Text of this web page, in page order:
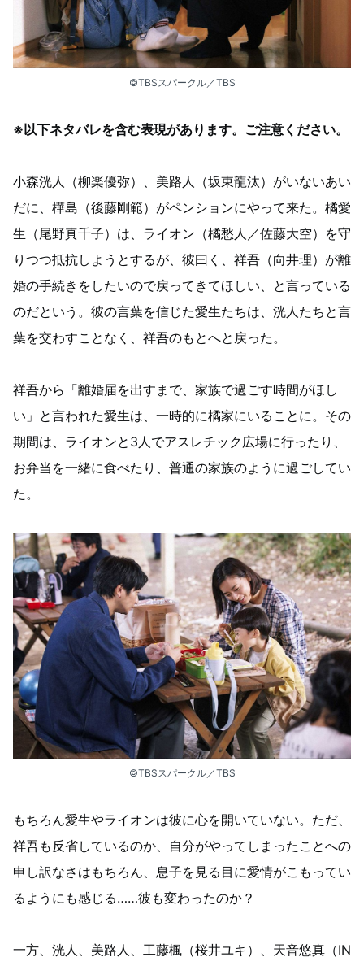
©TBSスパークル／TBS
※以下ネタバレを含む表現があります。ご注意ください。
小森洸人（柳楽優弥）、美路人​​（坂東龍汰）がいないあい
だに、樺島（後藤剛範）がペンションにやって来た。橘愛
生（尾野真千子）は、ライオン（橘愁人／佐藤大空）を守
りつつ抵抗しようとするが、彼曰く、祥吾（向井理）が離
婚の手続きをしたいので戻ってきてほしい、と言っている
のだという。彼の言葉を信じた愛生たちは、洸人たちと言
葉を交わすことなく、祥吾のもとへと戻った。
祥吾から「離婚届を出すまで、家族で過ごす時間がほし
い」と言われた愛生は、一時的に橘家にいることに。その
期間は、ライオンと3人でアスレチック広場に行ったり、
お弁当を一緒に食べたり、普通の家族のように過ごしてい
た。
©TBSスパークル／TBS
もちろん愛生やライオンは彼に心を開いていない。ただ、
祥吾も反省しているのか、自分がやってしまったことへの
申し訳なさはもちろん、息子を見る目に愛情がこもってい
るようにも感じる……彼も変わったのか？
一方、洸人、美路人​​、工藤楓​​（桜井ユキ）、天音悠真（IN